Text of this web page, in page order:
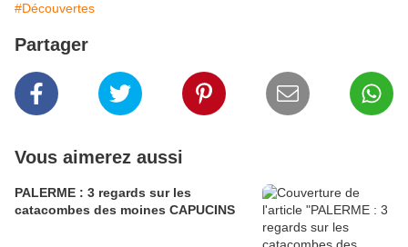
#Découvertes
Partager
Vous aimerez aussi
PALERME : 3 regards sur les
catacombes des moines CAPUCINS